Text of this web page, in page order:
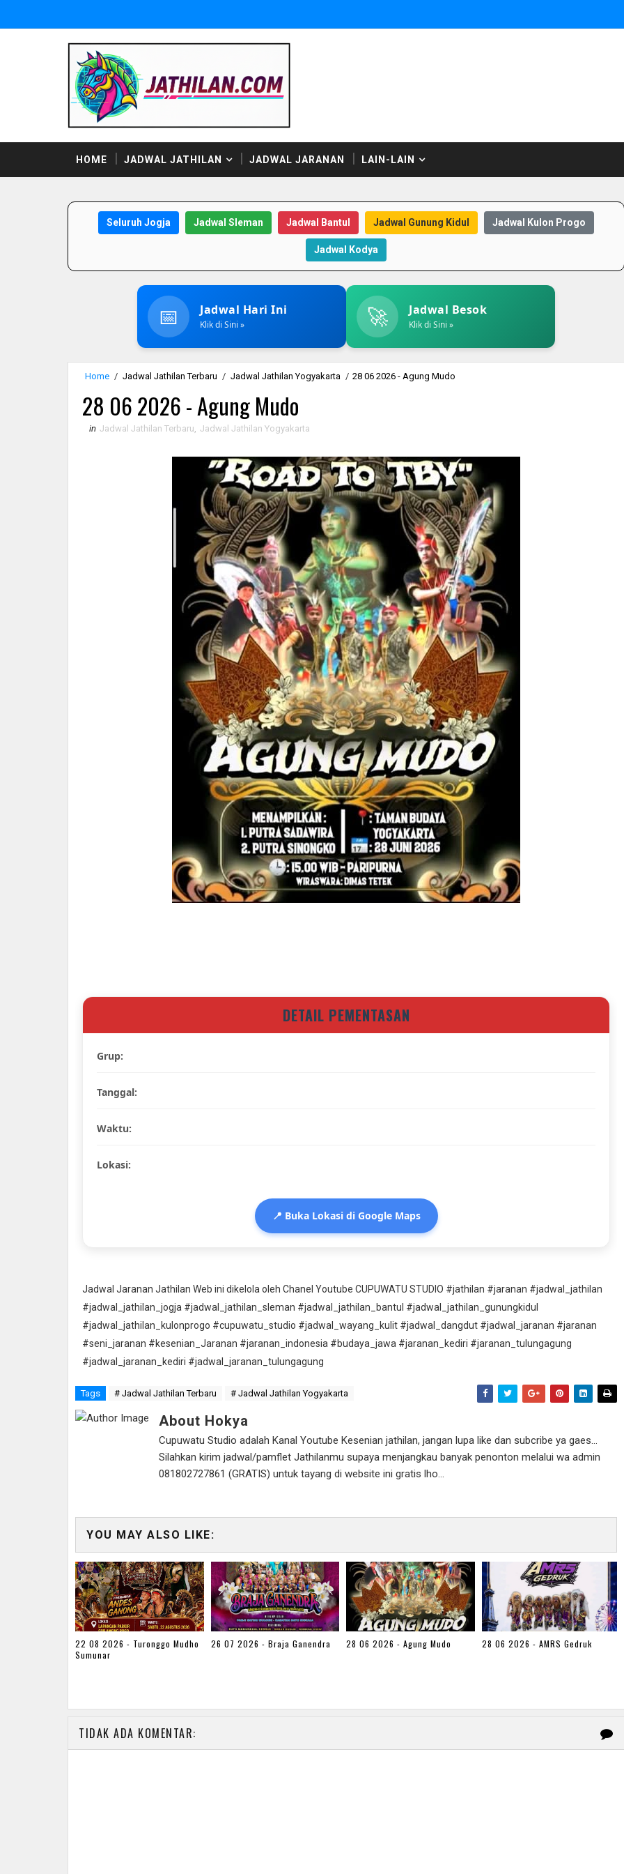
HOME JADWAL JATHILAN JADWAL JARANAN LAIN-LAIN
Seluruh Jogja Jadwal Sleman Jadwal Bantul Jadwal Gunung Kidul Jadwal Kulon Progo
Jadwal Kodya
📅 Jadwal Hari Ini
Klik di Sini » 🚀 Jadwal Besok
Klik di Sini »
Home / Jadwal Jathilan Terbaru / Jadwal Jathilan Yogyakarta / 28 06 2026 - Agung Mudo
28 06 2026 - Agung Mudo
in Jadwal Jathilan Terbaru Jadwal Jathilan Yogyakarta
DETAIL PEMENTASAN
Grup:
Tanggal:
Waktu:
Lokasi:
📍 Buka Lokasi di Google Maps
Jadwal Jaranan Jathilan Web ini dikelola oleh Chanel Youtube CUPUWATU STUDIO #jathilan #jaranan #jadwal_jathilan
#jadwal_jathilan_jogja #jadwal_jathilan_sleman #jadwal_jathilan_bantul #jadwal_jathilan_gunungkidul
#jadwal_jathilan_kulonprogo #cupuwatu_studio #jadwal_wayang_kulit #jadwal_dangdut #jadwal_jaranan #jaranan
#seni_jaranan #kesenian_Jaranan #jaranan_indonesia #budaya_jawa #jaranan_kediri #jaranan_tulungagung
#jadwal_jaranan_kediri #jadwal_jaranan_tulungagung
Tags # Jadwal Jathilan Terbaru # Jadwal Jathilan Yogyakarta
About Hokya
Cupuwatu Studio adalah Kanal Youtube Kesenian jathilan, jangan lupa like dan subcribe ya gaes...
Silahkan kirim jadwal/pamflet Jathilanmu supaya menjangkau banyak penonton melalui wa admin
081802727861 (GRATIS) untuk tayang di website ini gratis lho...
YOU MAY ALSO LIKE:
22 08 2026 - Turonggo Mudho
Sumunar
26 07 2026 - Braja Ganendra 28 06 2026 - Agung Mudo 28 06 2026 - AMRS Gedruk
TIDAK ADA KOMENTAR: